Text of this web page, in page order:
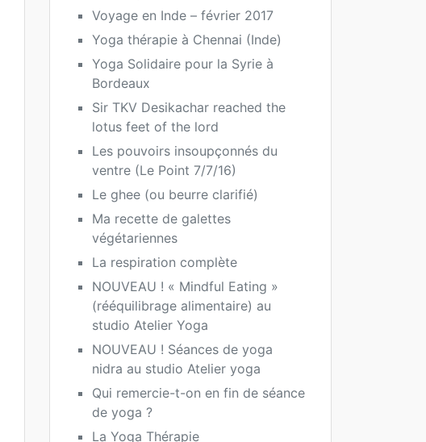
Voyage en Inde – février 2017
Yoga thérapie à Chennai (Inde)
Yoga Solidaire pour la Syrie à
Bordeaux
Sir TKV Desikachar reached the
lotus feet of the lord
Les pouvoirs insoupçonnés du
ventre (Le Point 7/7/16)
Le ghee (ou beurre clarifié)
Ma recette de galettes
végétariennes
La respiration complète
NOUVEAU ! « Mindful Eating »
(rééquilibrage alimentaire) au
studio Atelier Yoga
NOUVEAU ! Séances de yoga
nidra au studio Atelier yoga
Qui remercie-t-on en fin de séance
de yoga ?
La Yoga Thérapie